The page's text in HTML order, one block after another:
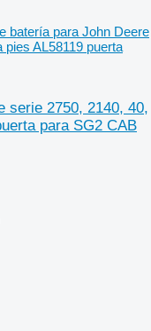
batería para John Deere
AL58119 puerta
serie 2750, 2140, 40,
para SG2 CAB